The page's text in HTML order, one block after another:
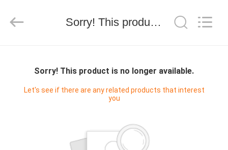
PRODUTOS
Ltd..
Sorry! This product is no longer available.
Sorry! This product is no longer available.
Let's see if there are any related products that interest
you